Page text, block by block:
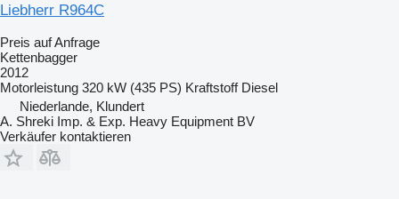
Liebherr R964C
Preis auf Anfrage
Kettenbagger
2012
Motorleistung 320 kW (435 PS) Kraftstoff Diesel
Niederlande, Klundert
A. Shreki Imp. & Exp. Heavy Equipment BV
Verkäufer kontaktieren